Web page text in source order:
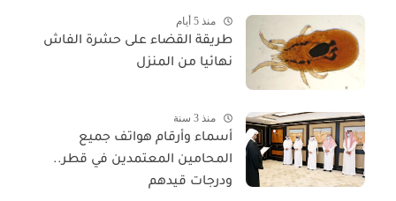
منذ 5 أيام
طريقة القضاء على حشرة الفاش
نهائيا من المنزل
منذ 3 سنة
أسماء وأرقام هواتف جميع
المحامين المعتمدين في قطر..
ودرجات قيدهم